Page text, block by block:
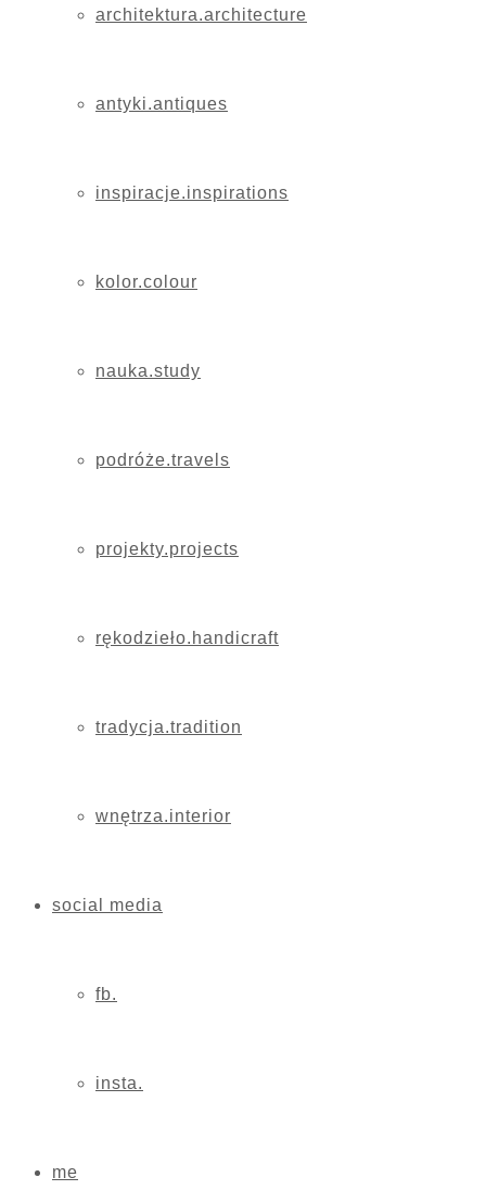
architektura.architecture
antyki.antiques
inspiracje.inspirations
kolor.colour
nauka.study
podróże.travels
projekty.projects
rękodzieło.handicraft
tradycja.tradition
wnętrza.interior
social media
fb.
insta.
me